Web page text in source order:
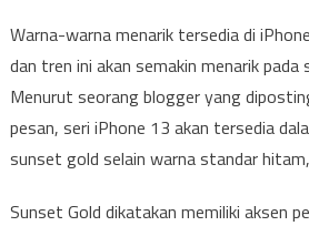
Warna-warna menarik tersedia di
dan tren ini akan semakin menarik pada
Menurut seorang blogger yang
pesan, seri iPhone 13 akan tersedia
sunset gold selain warna standar
Sunset Gold dikatakan memiliki aksen